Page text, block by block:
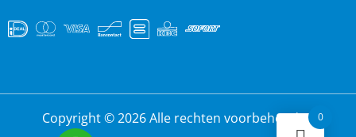
Copyright © 2026 Alle rechten voorbehouden 0